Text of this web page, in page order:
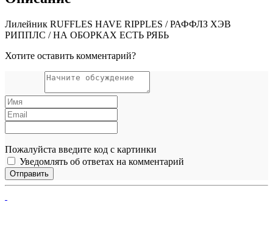
Лилейник RUFFLES HAVE RIPPLES / РАФФЛЗ ХЭВ
РИППЛС / НА ОБОРКАХ ЕСТЬ РЯБЬ
Хотите оставить комментарий?
Пожалуйста введите код с картинки
Уведомлять об ответах на комментарий